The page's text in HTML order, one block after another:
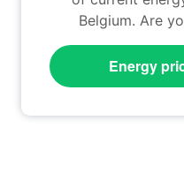
Belgium. Are
Energy